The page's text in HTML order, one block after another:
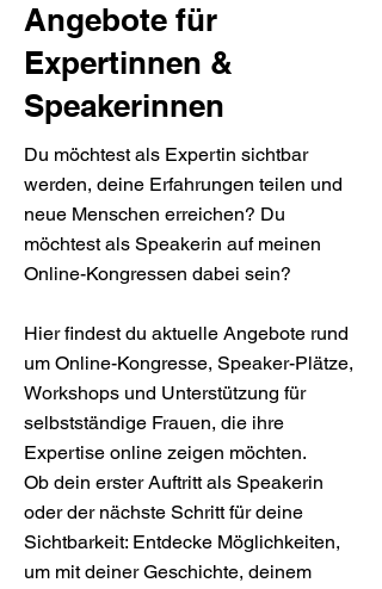
Angebote für
Expertinnen &
Speakerinnen
Du möchtest als Expertin sichtbar
werden, deine Erfahrungen teilen und
neue Menschen erreichen? Du
möchtest als Speakerin auf meinen
Online-Kongressen dabei sein?
Hier findest du aktuelle Angebote rund
um Online-Kongresse, Speaker-Plätze,
Workshops und Unterstützung für
selbstständige Frauen, die ihre
Expertise online zeigen möchten.
Ob dein erster Auftritt als Speakerin
oder der nächste Schritt für deine
Sichtbarkeit: Entdecke Möglichkeiten,
um mit deiner Geschichte, deinem